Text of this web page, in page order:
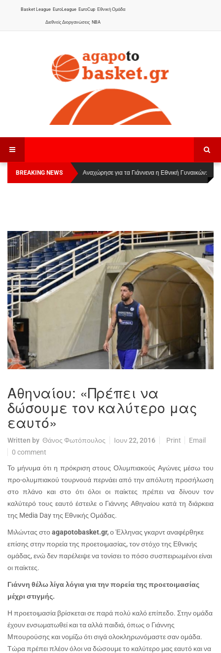
Basket League EuroLeague EuroCup Εθνική Ομάδα
Διεθνείς Διοργανώσεις NBA
BREAKING NEWS
Οι Πάνθηρες Καβάλας στην Women Basketball
League 1
Αναχώρησε για τα Γιάννενα η Εθνική Γυναικών:
Αθηναίου: «Πρέπει να
δώσουμε τον καλύτερο μας
εαυτό»
Written by Θάνος Φωτόπουλος Ιουν 22, 2016 Print
Email
0 comment
Το μήνυμα ότι η πρόκριση στους Ολυμπιακούς Αγώνες μέσω του
προ-ολυμπιακού τουρνουά περνάει από την απόλυτη προσήλωση
στο πλάνο και στο ότι όλοι οι παίκτες πρέπει να δίνουν τον
καλύτερό τους εαυτό έστειλε ο Γιάννης Αθηναίου κατά τη διάρκεια
της Media Day της Εθνικής Ομάδας.
Μιλώντας στοagapotobasket.gr,οΈλληνας γκαρντ αναφέρθηκε
επίσης στην πορεία της προετοιμασίας, τον στόχο της Εθνικής
ομάδας, ενώ δεν παρέλειψε να τονίσει το πόσο συσπειρωμένοι είναι
οι παίκτες.
Γιάννη θέλω λίγα λόγια για την πορεία της προετοιμασίας
μέχρι στιγμής.
Η προετοιμασία βρίσκεται σε παρά πολύ καλό επίπεδο. Στην ομάδα
έχουν ενσωματωθεί και τα αλλά παιδιά, όπως ο Γιάννης
Μπουρούσης και νομίζω ότι σιγά ολοκληρωνόμαστε σαν ομάδα.
Τώρα πρέπει πλέον όλοι να δώσουμε το καλύτερο μας εαυτό και να